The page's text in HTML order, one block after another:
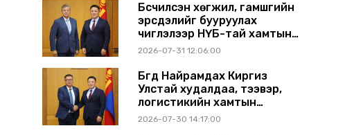
Бүсчилсэн хөгжил, гамшгийн
эрсдэлийг бууруулах
чиглэлээр НҮБ-тай хамтын
ажиллагаагаа өргөжүүлэхээр
2026-07-31 12:06:00
Бүгд Найрамдах Киргиз
Улстай худалдаа, тээвэр,
логистикийн хамтын
ажиллагааг өргөжүүлнэ
2026-07-30 14:17:00